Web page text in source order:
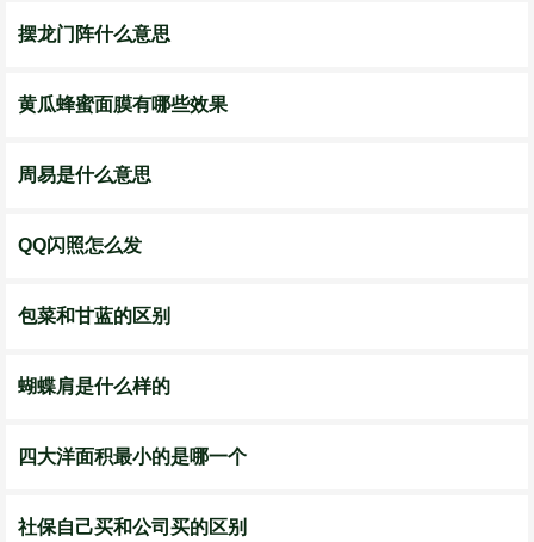
摆龙门阵什么意思
黄瓜蜂蜜面膜有哪些效果
周易是什么意思
QQ闪照怎么发
包菜和甘蓝的区别
蝴蝶肩是什么样的
四大洋面积最小的是哪一个
社保自己买和公司买的区别